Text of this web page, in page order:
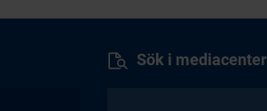
Sök i mediacenter